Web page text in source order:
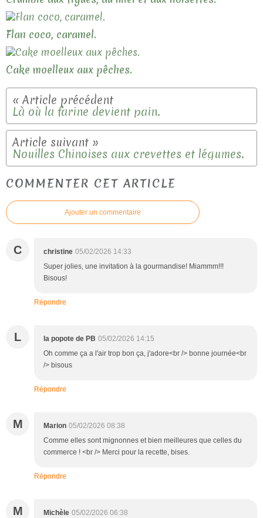
Flan coco, caramel.
Cake moelleux aux pêches.
Là où la farine devient pain.
Nouilles Chinoises aux crevettes et légumes.
COMMENTER CET ARTICLE
Ajouter un commentaire
C christine 05/02/2026 14:33
Super jolies, une invitation à la gourmandise! Miammm!!!
Bisous!
Répondre
L la popote de PB 05/02/2026 14:15
Oh comme ça a l'air trop bon ça, j'adore<br /> bonne journée<br
/> bisous
Répondre
M Marion 05/02/2026 08:38
Comme elles sont mignonnes et bien meilleures que celles du
commerce ! <br /> Merci pour la recette, bises.
Répondre
M Michèle 05/02/2026 06:38